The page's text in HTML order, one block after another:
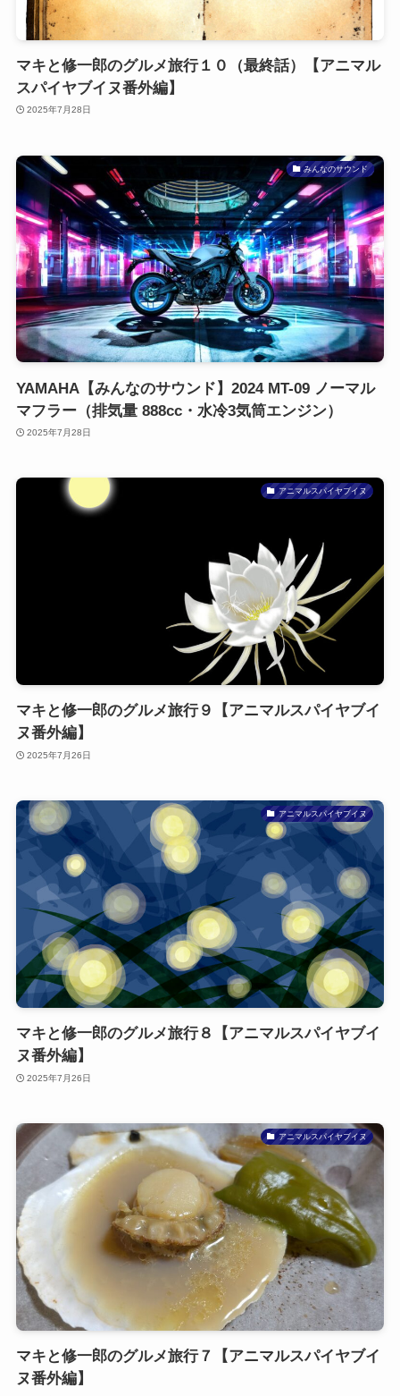
マキと修一郎のグルメ旅行１０（最終話）【アニマル
スパイヤブイヌ番外編】
2025年7月28日
みんなのサウンド
YAMAHA【みんなのサウンド】2024 MT-09 ノーマル
マフラー（排気量 888cc・水冷3気筒エンジン）
2025年7月28日
アニマルスパイヤブイヌ
マキと修一郎のグルメ旅行９【アニマルスパイヤブイ
ヌ番外編】
2025年7月26日
アニマルスパイヤブイヌ
マキと修一郎のグルメ旅行８【アニマルスパイヤブイ
ヌ番外編】
2025年7月26日
アニマルスパイヤブイヌ
マキと修一郎のグルメ旅行７【アニマルスパイヤブイ
ヌ番外編】